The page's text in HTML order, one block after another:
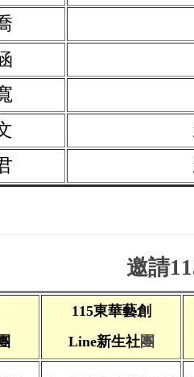
邀請
115東華藝創
Line新生社團